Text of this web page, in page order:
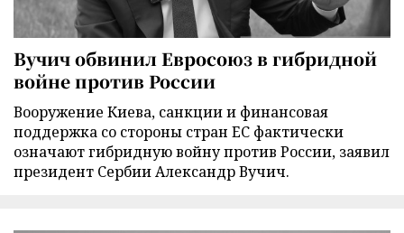
Вучич обвинил Евросоюз в гибридной
войне против России
Вооружение Киева, санкции и финансовая
поддержка со стороны стран ЕС фактически
означают гибридную войну против России, заявил
президент Сербии Александр Вучич.